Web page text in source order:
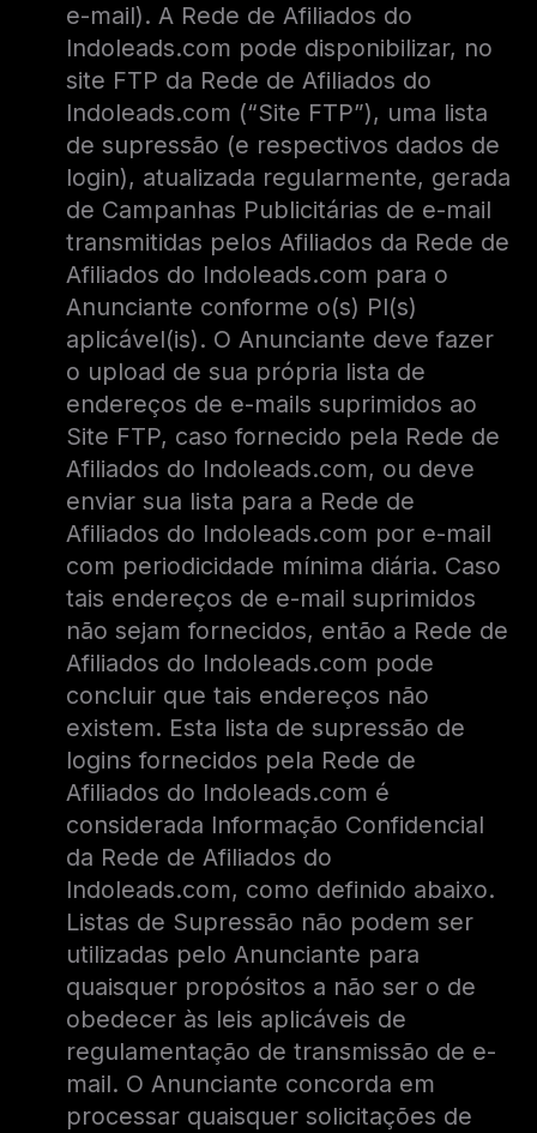
e-mail). A Rede de Afiliados do
Indoleads.com pode disponibilizar, no
site FTP da Rede de Afiliados do
Indoleads.com (“Site FTP”), uma lista
de supressão (e respectivos dados de
login), atualizada regularmente, gerada
de Campanhas Publicitárias de e-mail
transmitidas pelos Afiliados da Rede de
Afiliados do Indoleads.com para o
Anunciante conforme o(s) PI(s)
aplicável(is). O Anunciante deve fazer
o upload de sua própria lista de
endereços de e-mails suprimidos ao
Site FTP, caso fornecido pela Rede de
Afiliados do Indoleads.com, ou deve
enviar sua lista para a Rede de
Afiliados do Indoleads.com por e-mail
com periodicidade mínima diária. Caso
tais endereços de e-mail suprimidos
não sejam fornecidos, então a Rede de
Afiliados do Indoleads.com pode
concluir que tais endereços não
existem. Esta lista de supressão de
logins fornecidos pela Rede de
Afiliados do Indoleads.com é
considerada Informação Confidencial
da Rede de Afiliados do
Indoleads.com, como definido abaixo.
Listas de Supressão não podem ser
utilizadas pelo Anunciante para
quaisquer propósitos a não ser o de
obedecer às leis aplicáveis de
regulamentação de transmissão de e-
mail. O Anunciante concorda em
processar quaisquer solicitações de